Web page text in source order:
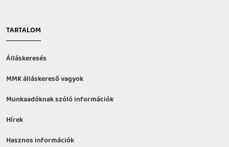
TARTALOM
Álláskeresés
MMK álláskereső vagyok
Munkaadóknak szóló információk
Hírek
Hasznos információk